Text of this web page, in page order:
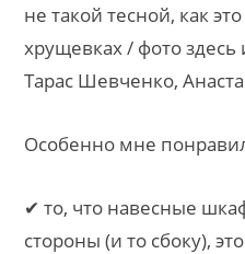
не такой тесной, как
хрущевках / фото
Тарас Шевченко,
Особенно мне
✔ то, что навесные
стороны (и то сбоку),